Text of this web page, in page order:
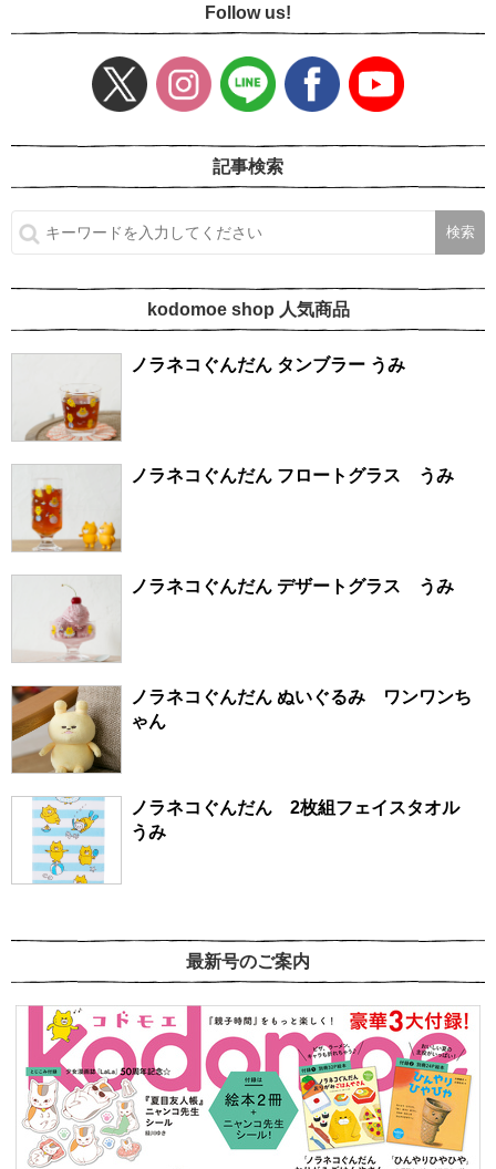
Follow us!
記事検索
kodomoe shop 人気商品
ノラネコぐんだん タンブラー うみ
ノラネコぐんだん フロートグラス うみ
ノラネコぐんだん デザートグラス うみ
ノラネコぐんだん ぬいぐるみ ワンワンち
ゃん
ノラネコぐんだん 2枚組フェイスタオル
うみ
最新号のご案内